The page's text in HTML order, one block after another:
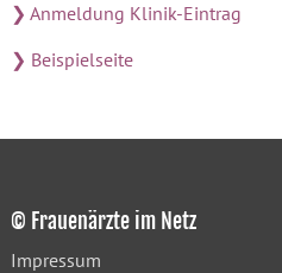
❯ Anmeldung Klinik-Eintrag
❯ Beispielseite
© Frauenärzte im Netz
Impressum